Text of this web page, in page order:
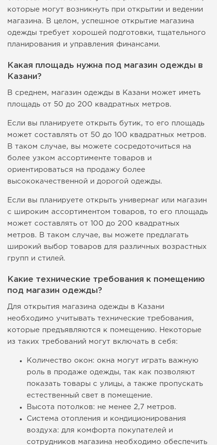
которые могут возникнуть при открытии и ведении
магазина. В целом, успешное открытие магазина
одежды требует хорошей подготовки, тщательного
планирования и управления финансами.
Какая площадь нужна под магазин одежды в
Казани?
В среднем, магазин одежды в Казани может иметь
площадь от 50 до 200 квадратных метров.
Если вы планируете открыть бутик, то его площадь
может составлять от 50 до 100 квадратных метров.
В таком случае, вы можете сосредоточиться на
более узком ассортименте товаров и
ориентироваться на продажу более
высококачественной и дорогой одежды.
Если вы планируете открыть универмаг или магазин
с широким ассортиментом товаров, то его площадь
может составлять от 100 до 200 квадратных
метров. В таком случае, вы можете предлагать
широкий выбор товаров для различных возрастных
групп и стилей.
Какие технические требования к помещению
под магазин одежды?
Для открытия магазина одежды в Казани
необходимо учитывать технические требования,
которые предъявляются к помещению. Некоторые
из таких требований могут включать в себя:
Количество окон: окна могут играть важную
роль в продаже одежды, так как позволяют
показать товары с улицы, а также пропускать
естественный свет в помещение.
Высота потолков: не менее 2,7 метров.
Система отопления и кондиционирования
воздуха: для комфорта покупателей и
сотрудников магазина необходимо обеспечить